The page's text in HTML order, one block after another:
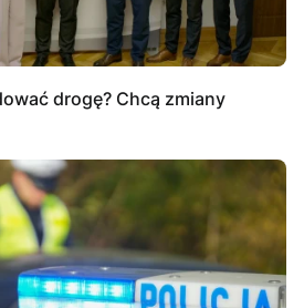
drogę? Chcą zmiany